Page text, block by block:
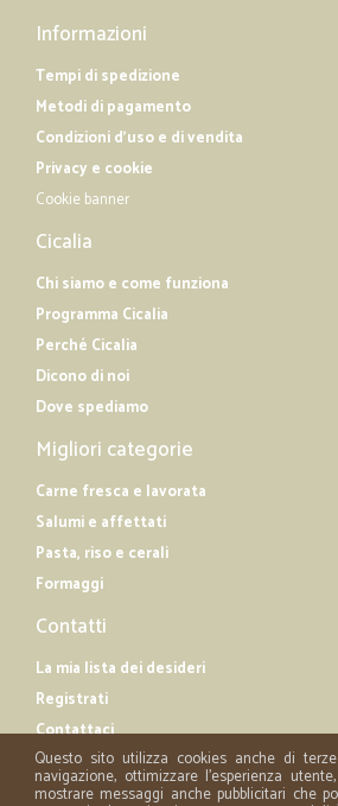
Informazioni
Tempi di spedizione
Metodi di pagamento
Condizioni d'uso e di vendita
Privacy e cookie
Cookie banner
Cicalia
Chi siamo e come funziona
Programma Cicalia
Perché Cicalia
Dicono di noi
Dove spediamo
Migliori categorie
Carne fresca e lavorata
Salumi e affettati
Pasta, riso e cerali
Formaggi
Contatti
La mia lista dei desideri
Registrati
Contattaci
Questo sito utilizza cookies anche di
navigazione, ottimizzare l'esperienza
mostrare messaggi anche pubblicitari che